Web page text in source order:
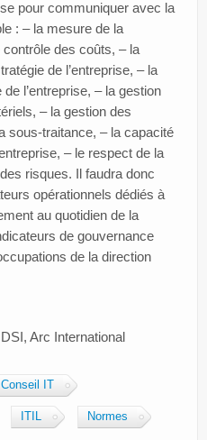
pour communiquer avec la
: – la mesure de la
des coûts, – la
de l’entreprise, – la
l’entreprise, – la gestion
– la gestion des
sous-traitance, – la capacité
– le respect de la
risques. Il faudra donc
opérationnels dédiés à
au quotidien de la
de gouvernance
de la direction
Arc International
Conseil IT
ITIL Normes